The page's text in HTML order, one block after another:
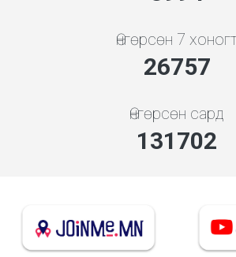
Өнгөрсөн 7
28668
Өнгөрсөн сард
141109